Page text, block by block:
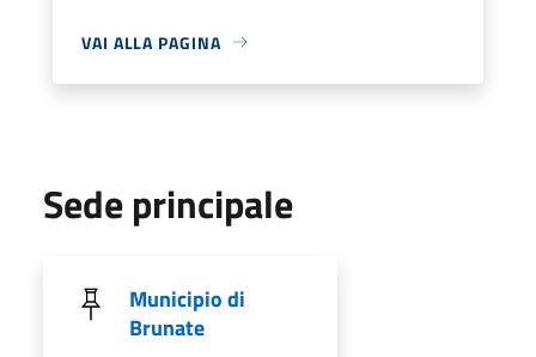
VAI ALLA PAGINA
Sede principale
Municipio di
Brunate